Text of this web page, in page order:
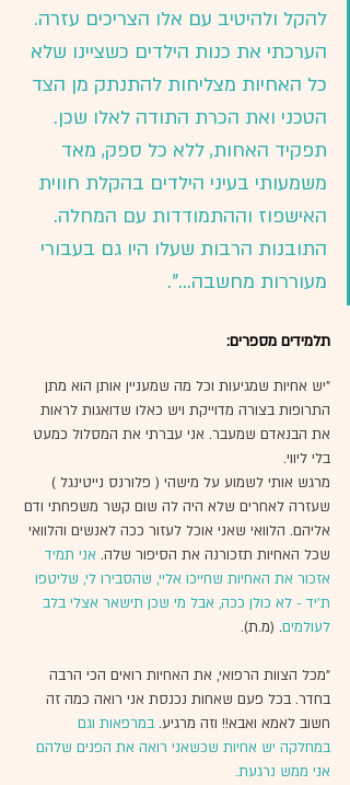
להקל ולהיטיב עם אלו הצריכים עזרה.
הערכתי את כנות הילדים כשציינו שלא
כל האחיות מצליחות להתנתק מן הצד
הטכני ואת הכרת התודה לאלו שכן.
תפקיד האחות, ללא כל ספק, מאד
משמעותי בעיני הילדים בהקלת חווית
האישפוז וההתמודדות עם המחלה.
התובנות הרבות שעלו היו גם בעבורי
מעוררות מחשבה...".
תלמידים מספרים:
"יש אחיות שמגיעות וכל מה שמעניין אותן הוא מתן
התרופות בצורה מדוייקת ויש כאלו שדואגות לראות
את הבנאדם שמעבר. אני עברתי את המסלול כמעט
בלי ליווי.
מרגש אותי לשמוע על מישהי ( פלורנס נייטינגל )
שעזרה לאחרים שלא היה לה שום קשר משפחתי ודם
אליהם. הלוואי שאני אוכל לעזור ככה לאנשים והלוואי
שכל האחיות תזכורנה את הסיפור שלה. אני תמיד
אזכור את האחיות שחייכו אליי, שהסבירו לי, שליטפו
ת'יד - לא כולן ככה, אבל מי שכן תישאר אצלי בלב
לעולמים. (מ.ת).
"מכל הצוות הרפואי, את האחיות רואים הכי הרבה
בחדר. בכל פעם שאחות נכנסת אני רואה כמה זה
חשוב לאמא ואבא!! וזה מרגיע. במרפאות וגם
במחלקה יש אחיות שכשאני רואה את הפנים שלהם
אני ממש נרגעת.